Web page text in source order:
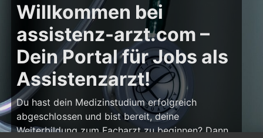
Willkommen bei
assistenz-arzt.com –
Dein Portal für Jobs als
Assistenzarzt!
Du hast dein Medizinstudium erfolgreich
abgeschlossen und bist bereit, deine
Weiterbildung zum Facharzt zu beginnen? Dann